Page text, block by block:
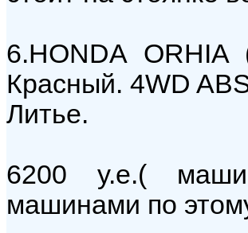
6.HONDA
Красный. 4WD
Литье.
6200 у.е.(
машинами по